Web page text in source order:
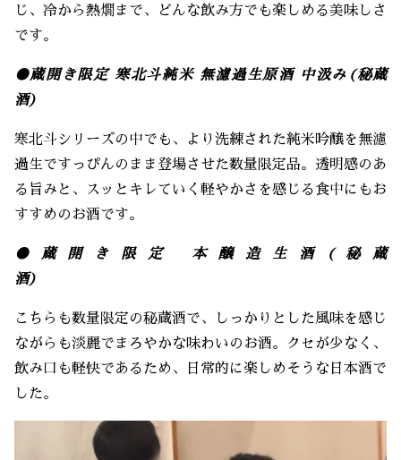
じ、冷から熱燗まで、どんな飲み方でも楽しめる美味しさ
です。
●蔵開き限定 寒北斗純米 無濾過生原酒 中汲み(秘蔵
酒)
寒北斗シリーズの中でも、より洗練された純米吟醸を無濾
過生ですっぴんのまま登場させた数量限定品。透明感のあ
る旨みと、スッとキレていく軽やかさを感じる食中にもお
すすめのお酒です。
●蔵開き限定 本醸造生酒(秘蔵
酒)
こちらも数量限定の秘蔵酒で、しっかりとした風味を感じ
ながらも淡麗でまろやかな味わいのお酒。クセが少なく、
飲み口も軽快であるため、日常的に楽しめそうな日本酒で
した。